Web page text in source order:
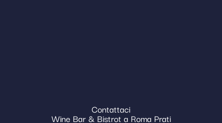
Contattaci
Wine Bar & Bistrot a Roma Prati